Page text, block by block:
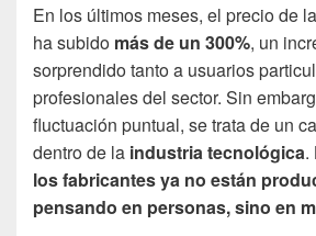
En los últimos meses, el precio de la
ha subido más de un 300%, un
sorprendido tanto a usuarios
profesionales del sector. Sin
fluctuación puntual, se trata de un
dentro de la industria tecnológica.
los fabricantes ya no están
pensando en personas, sino en